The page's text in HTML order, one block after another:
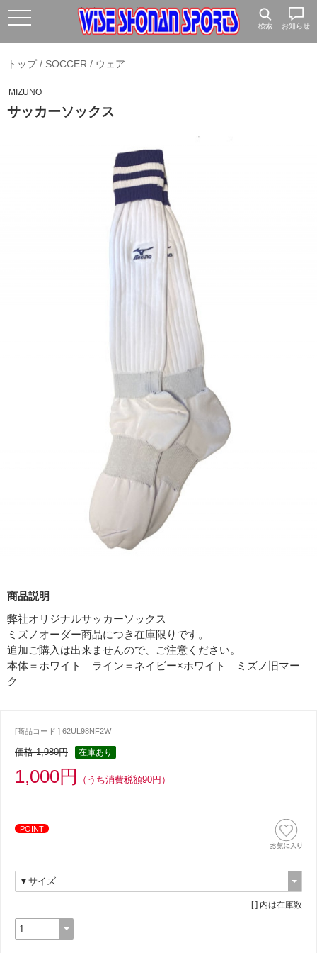
検索 お知らせ
トップ/ SOCCER / ウェア
MIZUNO
サッカーソックス
商品説明
弊社オリジナルサッカーソックス
ミズノオーダー商品につき在庫限りです。
追加ご購入は出来ませんので、ご注意ください。
本体＝ホワイト ライン＝ネイビー×ホワイト ミズノ旧マー
ク
[商品コード ] 62UL98NF2W
価格 1,980円 在庫あり
1,000円 （うち消費税額90円）
POINT
[ ] 内は在庫数